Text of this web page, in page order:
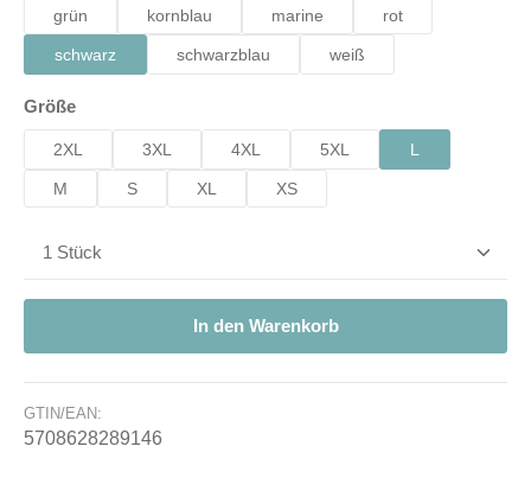
grün
kornblau marine rot
schwarz schwarzblau weiß
Größeauswählen
2XL 3XL 4XL 5XL L
M S XL XS
Produkt Anzahl: Gib den gewünschten Wert ein
In den Warenkorb
GTIN/EAN:
5708628289146